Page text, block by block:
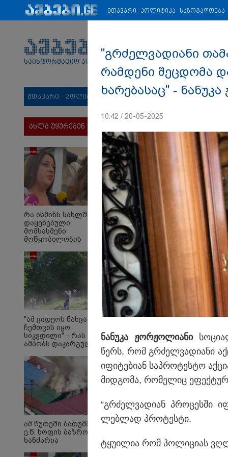
პარტნიორები: ახალი ამბები ეკონომიკა ვიდეო
საინფორმაციო პორტალი
მთავარი პოლიტიკა საზოგადოება სამართალი
ნია იმნაძესა და
შეეფარდათ
ახლა უყურებენ
რა ისმინს სახლში
დაყენებული
მომსასმენი
მოწყობილობის
იმნაძე მამას
ესაუბრება?
"ამ ვიდეოს ნახვა
ჩემთვის იყო
სიკვდილი" - რას
ამბობს დაკარგული
ვიდეოკადრებზე,
სადაც შვილის
განწირული
ვედრების ხმა
ამოიცნო
ამ წუთეში ბათუმში,
ე.წ. ხოფის ბაზრობაზე
ხანძარია
მთავარი პოლიტიკა საზოგადოება
"გრძელვადიანი
რამდენი შეცდომა
ხარებასაც" -
10:42 / 20-05-2025
ნა­ნუ­კა ჟორ­ჟო­ლი­ა­ნი
წერს, რომ გრძელ­ვა­დი­ა­ნი
იფი­ტე­ბი­ან საპ­რო­ტეს­ტო
მიდ­გო­მა, რო­მე­ლიც
“გრძელ­ვა­დი­ან პრო­ცეს­ში
ლებ­ლად პრო­ტეს­ტი.
ტყუ­ი­ლია რომ პო­ლი­ცი­ას